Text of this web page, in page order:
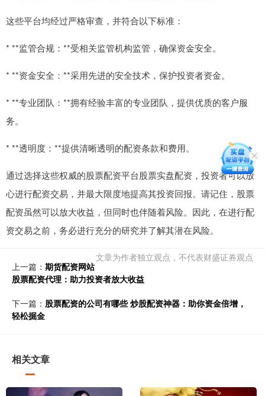
这些平台均经过严格审查，并符合以下标准：
* **监管合规：**受相关监管机构监管，确保资金安全。
* **资金安全：**采用先进的安全技术，保护投资者资金。
* **专业团队：**拥有经验丰富的专业团队，提供优质的客户服
务。
* **透明度：**提供清晰透明的配资条款和费用。
通过选择这些权威的股票配资平台股票实盘配资，投资者可以放
心进行配资交易，并最大限度地提高其投资回报。请记住，股票
配资虽然可以放大收益，但同时也伴随着风险。因此，在进行配
资交易之前，务必进行充分的研究并了解其潜在风险。
文章为作者独立观点，不代表财盛证券观点
上一篇： 期货配资网站
股票配资代理：助力投资者放大收益
下一篇： 股票配资的公司有哪些 炒股配资神器：助你资金倍增，
轻松掘金
相关文章